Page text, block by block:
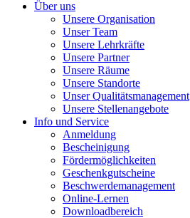
Über uns
Unsere Organisation
Unser Team
Unsere Lehrkräfte
Unsere Partner
Unsere Räume
Unsere Standorte
Unser Qualitätsmanagement
Unsere Stellenangebote
Info und Service
Anmeldung
Bescheinigung
Fördermöglichkeiten
Geschenkgutscheine
Beschwerdemanagement
Online-Lernen
Downloadbereich